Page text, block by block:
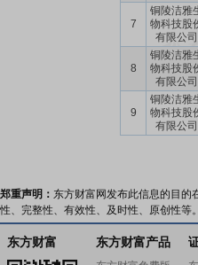
7
铜陵洁雅
物科技股
有限公司
8
铜陵洁雅
物科技股
有限公司
9
铜陵洁雅
物科技股
有限公司
郑重声明： 东方财富网发布此信息的目的
性、完整性、有效性、及时性、原创性
东方财富 东方财富产品